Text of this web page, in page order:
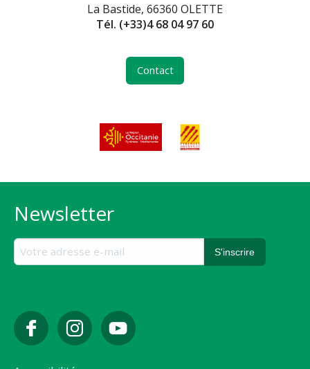
La Bastide, 66360 OLETTE
Tél. (+33)4 68 04 97 60
Contact
Newsletter